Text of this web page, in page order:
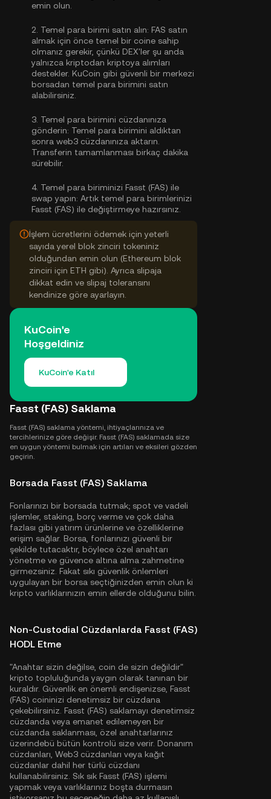
emin olun.
2. Temel para birimi satın alın: FAS satın
almak için önce temel bir coine sahip
olmanız gerekir, çünkü DEX'ler şu anda
yalnızca kriptodan kriptoya alımları
destekler. KuCoin gibi güvenli bir merkezi
borsadan temel para birimini satın
alabilirsiniz
3. Temel para birimini cüzdanınıza
gönderin: Temel para birimini aldıktan
sonra web3 cüzdanınıza aktarın.
Transferin tamamlanması birkaç dakika
sürebilir.
4. Temel para biriminizi Fasst (FAS) ile
swap yapın: Artık temel para birimlerinizi
Fasst (FAS) ile değiştirmeye hazırsınız.
İşlem ücretlerini ödemek için yeterli
sayıda yerel blok zinciri tokeniniz
olduğundan emin olun (Ethereum blok
zinciri için ETH gibi). Ayrıca slipaja
dikkat edin ve slipaj toleransını
kendinize göre ayarlayın.
KuCoin'e
Hoşgeldiniz
KuCoin'e Katıl
Fasst (FAS) Saklama
Fasst (FAS) saklama yöntemi, ihtiyaçlarınıza ve
tercihlerinize göre değişir. Fasst (FAS) saklamada size
en uygun yöntemi bulmak için artıları ve eksileri gözden
geçirin.
Borsada Fasst (FAS) Saklama
Fonlarınızı bir borsada tutmak; spot ve vadeli
işlemler, staking, borç verme ve çok daha
fazlası gibi yatırım ürünlerine ve özelliklerine
erişim sağlar. Borsa, fonlarınızı güvenli bir
şekilde tutacaktır, böylece özel anahtarı
yönetme ve güvence altına alma zahmetine
girmezsiniz. Fakat sıkı güvenlik önlemleri
uygulayan bir borsa seçtiğinizden emin olun ki
kripto varlıklarınızın emin ellerde olduğunu bilin.
Non-Custodial Cüzdanlarda Fasst (FAS)
HODL Etme
"Anahtar sizin değilse, coin de sizin değildir"
kripto topluluğunda yaygın olarak tanınan bir
kuraldır. Güvenlik en önemli endişenizse, Fasst
(FAS) coininizi denetimsiz bir cüzdana
çekebilirsiniz. Fasst (FAS) saklamayı denetimsiz
cüzdanda veya emanet edilemeyen bir
cüzdanda saklanması, özel anahtarlarınız
üzerindebü bütün kontrolü size verir. Donanım
cüzdanları, Web3 cüzdanları veya kağıt
cüzdanlar dahil her türlü cüzdanı
kullanabilirsiniz. Sık sık Fasst (FAS) işlemi
yapmak veya varlıklarınız boşta durmasın